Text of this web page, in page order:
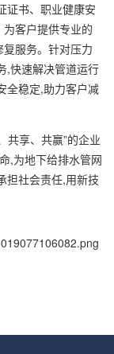
证书、职业健康安
客户提供专业的
服务。针对压力
,快速解决管道运行
全稳定,助力客户减
共享、共赢”的企业
,为地下给排水管网
担社会责任,用新技